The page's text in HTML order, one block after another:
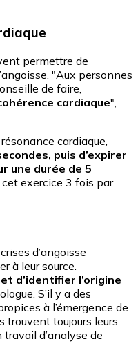
permettre de
"Aux personnes
de faire,
cardiaque",
cardiaque,
puis d’expirer
une durée de 5
cet exercice 3 fois par
d’angoisse
à leur source.
d’identifier l’origine
S’il y a des
à l’émergence de
trouvent toujours leurs
d’analyse de